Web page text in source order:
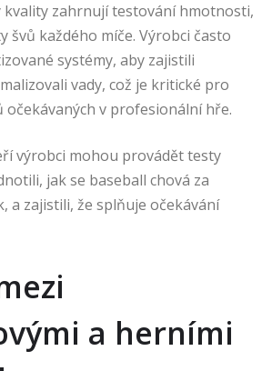
zahrnují testování hmotnosti,
švů každého míče. Výrobci často
systémy, aby zajistili
vady, což je kritické pro
očekávaných v profesionální hře.
výrobci mohou provádět testy
jak se baseball chová za
a zajistili, že splňuje očekávání
a herními